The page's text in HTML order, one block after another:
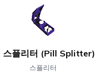
스플리터 (Pill Splitter)
스플리터